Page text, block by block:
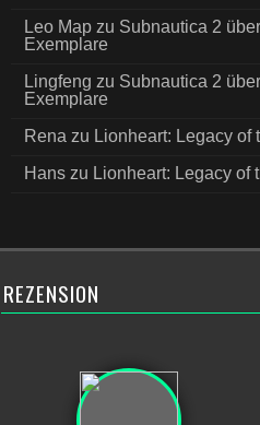
Leo Map zu Subnautica 2
Exemplare
Lingfeng zu Subnautica 2
Exemplare
Rena zu Lionheart: Legacy of
Hans zu Lionheart: Legacy of
REZENSION